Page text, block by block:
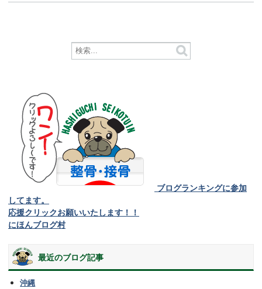
ブログランキングに参加
してます。
応援クリックお願いいたします！！
にほんブログ村
最近のブログ記事
沖縄